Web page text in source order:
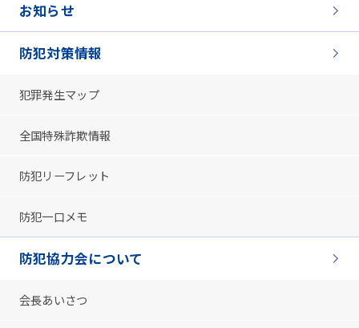
お知らせ
防犯対策情報
犯罪発生マップ
全国特殊詐欺情報
防犯リーフレット
防犯一口メモ
防犯協力会について
会長あいさつ